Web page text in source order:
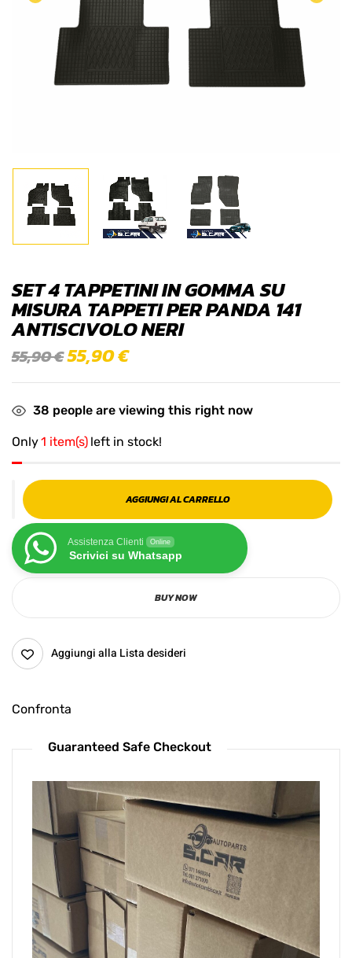
SET 4 TAPPETINI IN GOMMA SU
MISURA TAPPETI PER PANDA 141
ANTISCIVOLO NERI
55,90€55,90€
38 people are viewing this right now
Only1 item(s) left in stock!
AGGIUNGI AL CARRELLO
Assistenza Clienti Online
Scrivici su Whatsapp
BUY NOW
Aggiungi alla Lista desideri
Confronta
Guaranteed Safe Checkout